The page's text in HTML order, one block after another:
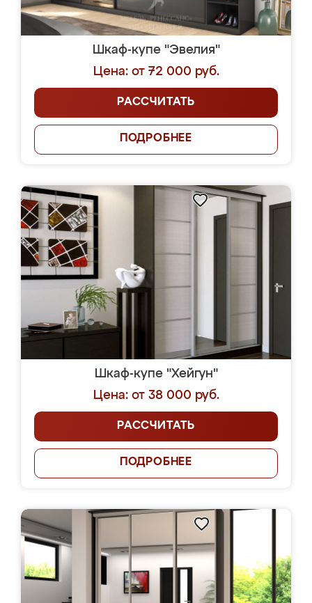
Шкаф-купе "Эвелия"
Цена: от 72 000 руб.
РАССЧИТАТЬ
ПОДРОБНЕЕ
Шкаф-купе "Хейгун"
Цена: от 38 000 руб.
РАССЧИТАТЬ
ПОДРОБНЕЕ